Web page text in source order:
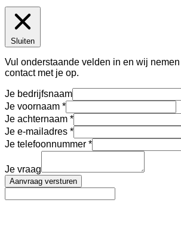
Sluiten
Vul onderstaande velden in en wij
contact met je op.
Je bedrijfsnaam
Je voornaam
Je achternaam
Je e-mailadres
Je telefoonnummer
Je vraag
Aanvraag versturen